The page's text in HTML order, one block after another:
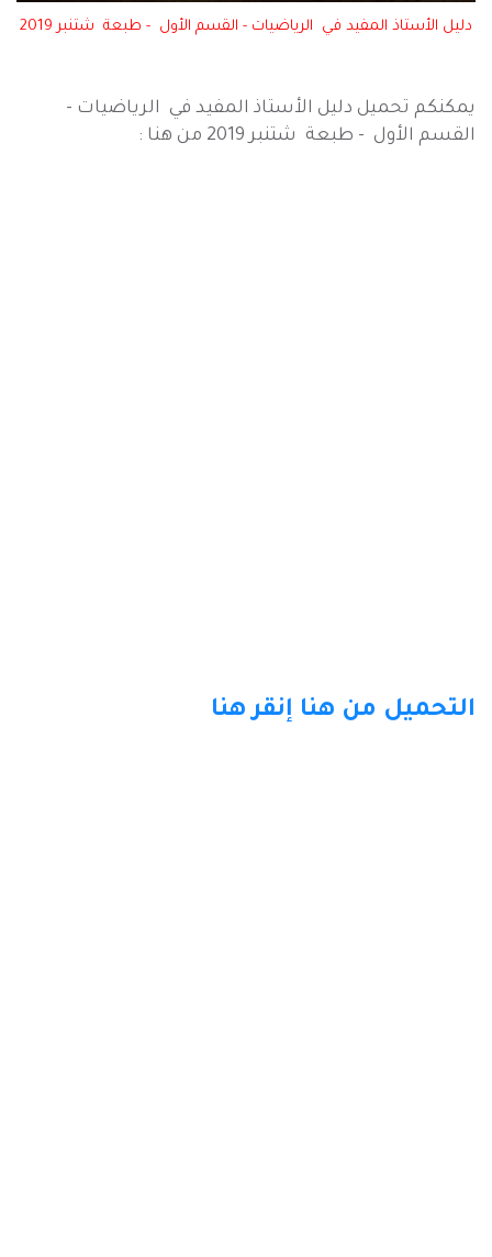
دليل الأستاذ المفيد في الرياضيات - القسم الأول - طبعة شتنبر 2019
يمكنكم تحميل دليل الأستاذ المفيد في الرياضيات -
القسم الأول - طبعة شتنبر 2019 من هنا :
التحميل من هنا إنقر هنا